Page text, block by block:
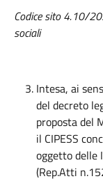
Codice sito 4.10/
sociali
Intesa, ai
del decreto
proposta del
il CIPESS
oggetto delle
(Rep.Atti